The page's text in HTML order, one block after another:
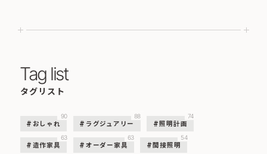
Tag list
タグリスト
おしゃれ
90
ラグジュアリー
88
照明計画
74
造作家具
63
オーダー家具
63
間接照明
54